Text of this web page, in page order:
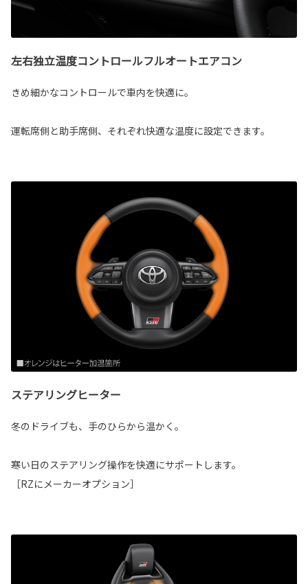
左右独立温度コントロールフルオートエアコン
きめ細かなコントロールで車内を快適に。
運転席側と助手席側、それぞれ快適な温度に設定できます。
ステアリングヒーター
冬のドライブも、手のひらから温かく。
寒い日のステアリング操作を快適にサポートします。
［RZにメーカーオプション］